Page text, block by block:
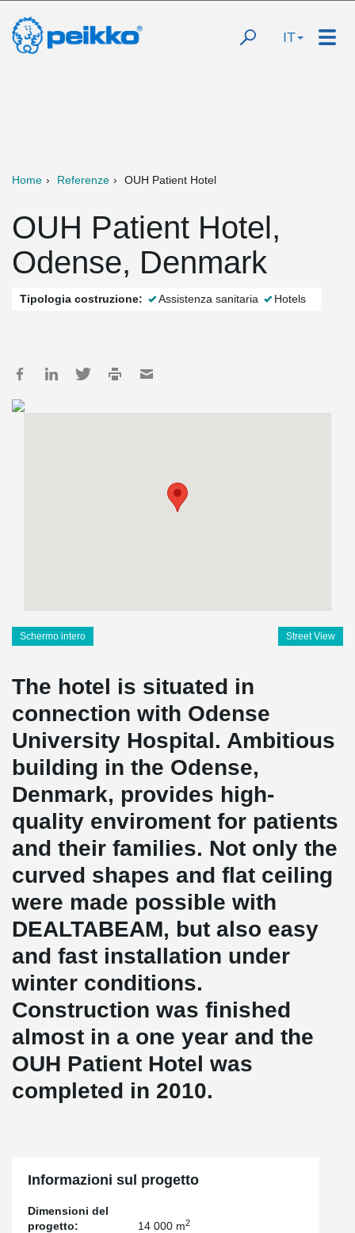
IT
Home Referenze OUH Patient Hotel
OUH Patient Hotel,
Odense, Denmark
Tipologia costruzione: Assistenza sanitaria Hotels
Schermo intero Street View
The hotel is situated in
connection with Odense
University Hospital. Ambitious
building in the Odense,
Denmark, provides high-
quality enviroment for patients
and their families. Not only the
curved shapes and flat ceiling
were made possible with
DEALTABEAM, but also easy
and fast installation under
winter conditions.
Construction was finished
almost in a one year and the
OUH Patient Hotel was
completed in 2010.
Informazioni sul progetto
Dimensioni del
progetto:
14 000 m2